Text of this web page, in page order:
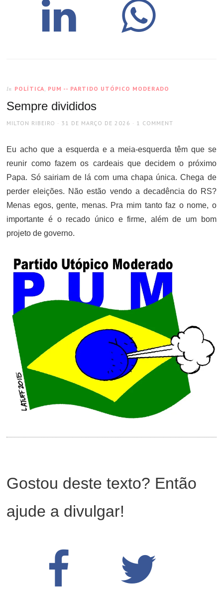
In POLÍTICA, PUM -- PARTIDO UTÓPICO MODERADO
Sempre divididos
AUTHOR
MILTON RIBEIRO
POSTED
31 DE MARÇO DE 2026 1 COMMENT
Eu acho que a esquerda e a meia-esquerda têm que se
reunir como fazem os cardeais que decidem o próximo
Papa. Só sairiam de lá com uma chapa única. Chega de
perder eleições. Não estão vendo a decadência do RS?
Menas egos, gente, menas. Pra mim tanto faz o nome, o
importante é o recado único e firme, além de um bom
projeto de governo.
Gostou deste texto? Então
ajude a divulgar!